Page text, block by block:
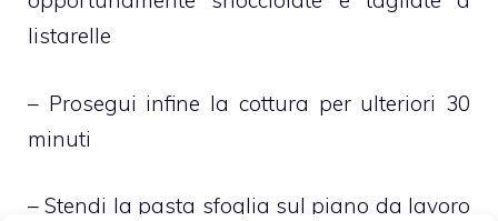
listarelle
– Prosegui infine la cottura per ulteriori 30
minuti
– Stendi la pasta sfoglia sul piano da lavoro